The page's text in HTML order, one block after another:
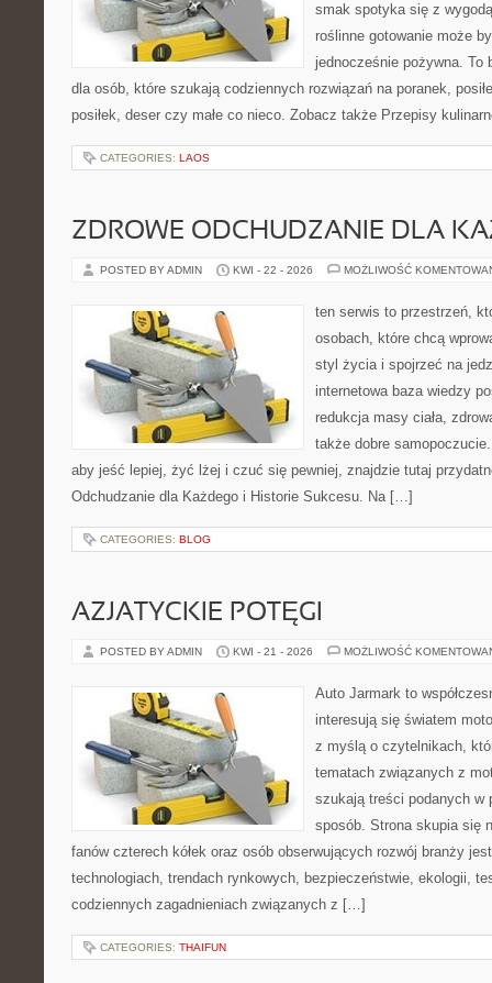
smak spotyka się z
roślinne gotowanie może
jednocześnie pożywna. To
dla osób, które szukają codziennych rozwiązań na poranek,
posiłek, deser czy małe co nieco. Zobacz także Przepisy
CATEGORIES: LAOS
ZDROWE ODCHUDZANIE DLA
POSTED BY ADMIN KWI - 22 - 2026 MOŻLIWOŚĆ
ten serwis to przestrzeń,
osobach, które chcą
styl życia i spojrzeć na
internetowa baza wiedzy
redukcja masy ciała,
także dobre
aby jeść lepiej, żyć lżej i czuć się pewniej, znajdzie tutaj
Odchudzanie dla Każdego i Historie Sukcesu. Na […]
CATEGORIES: BLOG
AZJATYCKIE POTĘGI
POSTED BY ADMIN KWI - 21 - 2026 MOŻLIWOŚĆ
Auto Jarmark to
interesują się światem
z myślą o czytelnikach,
tematach związanych z
szukają treści podanych w
sposób. Strona skupia się
fanów czterech kółek oraz osób obserwujących rozwój branży
technologiach, trendach rynkowych, bezpieczeństwie, ekologii,
codziennych zagadnieniach związanych z […]
CATEGORIES: THAIFUN